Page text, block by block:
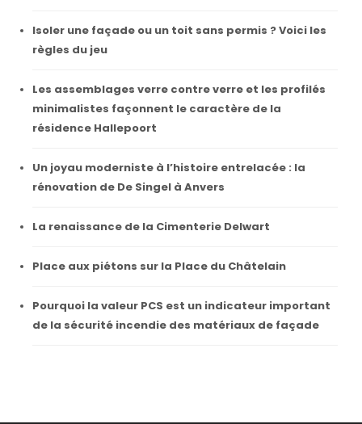
Isoler une façade ou un toit sans permis ? Voici les
règles du jeu
Les assemblages verre contre verre et les profilés
minimalistes façonnent le caractère de la
résidence Hallepoort
Un joyau moderniste à l’histoire entrelacée : la
rénovation de De Singel à Anvers
La renaissance de la Cimenterie Delwart
Place aux piétons sur la Place du Châtelain
Pourquoi la valeur PCS est un indicateur important
de la sécurité incendie des matériaux de façade